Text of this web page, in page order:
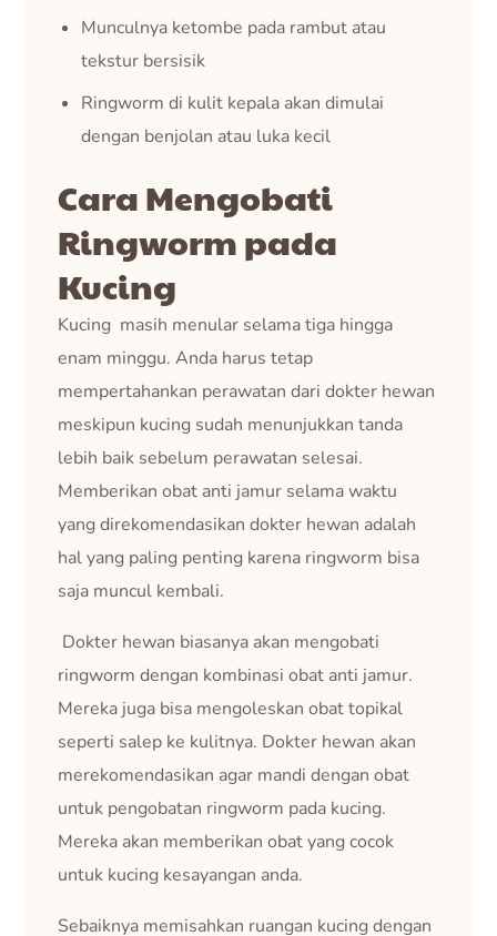
Munculnya ketombe pada rambut atau
tekstur bersisik
Ringworm di kulit kepala akan dimulai
dengan benjolan atau luka kecil
Cara Mengobati
Ringworm pada
Kucing
Kucing masih menular selama tiga hingga
enam minggu. Anda harus tetap
mempertahankan perawatan dari dokter hewan
meskipun kucing sudah menunjukkan tanda
lebih baik sebelum perawatan selesai.
Memberikan obat anti jamur selama waktu
yang direkomendasikan dokter hewan adalah
hal yang paling penting karena ringworm bisa
saja muncul kembali.
Dokter hewan biasanya akan mengobati
ringworm dengan kombinasi obat anti jamur.
Mereka juga bisa mengoleskan obat topikal
seperti salep ke kulitnya. Dokter hewan akan
merekomendasikan agar mandi dengan obat
untuk pengobatan ringworm pada kucing.
Mereka akan memberikan obat yang cocok
untuk kucing kesayangan anda.
Sebaiknya memisahkan ruangan kucing dengan